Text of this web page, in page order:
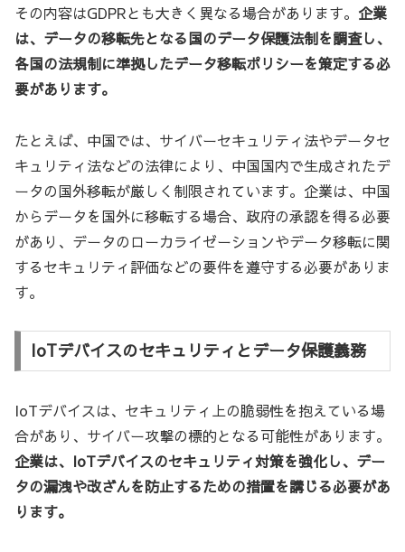
その内容はGDPRとも大きく異なる場合があります。 企業
は、データの移転先となる国のデータ保護法制を調査し、
各国の法規制に準拠したデータ移転ポリシーを策定する必
要があります。
たとえば、中国では、サイバーセキュリティ法やデータセ
キュリティ法などの法律により、中国国内で生成されたデ
ータの国外移転が厳しく制限されています。企業は、中国
からデータを国外に移転する場合、政府の承認を得る必要
があり、データのローカライゼーションやデータ移転に関
するセキュリティ評価などの要件を遵守する必要がありま
す。
IoTデバイスのセキュリティとデータ保護義務
IoTデバイスは、セキュリティ上の脆弱性を抱えている場
合があり、サイバー攻撃の標的となる可能性があります。
企業は、IoTデバイスのセキュリティ対策を強化し、デー
タの漏洩や改ざんを防止するための措置を講じる必要があ
ります。